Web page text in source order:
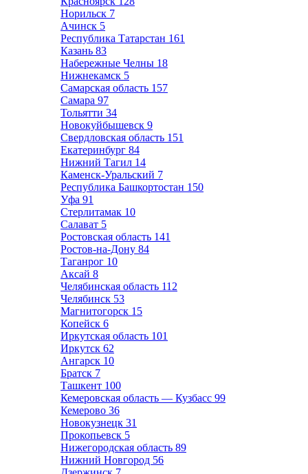
Норильск 7
Ачинск 5
Республика Татарстан 161
Казань 83
Набережные Челны 18
Нижнекамск 5
Самарская область 157
Самара 97
Тольятти 34
Новокуйбышевск 9
Свердловская область 151
Екатеринбург 84
Нижний Тагил 14
Каменск-Уральский 7
Республика Башкортостан 150
Уфа 91
Стерлитамак 10
Салават 5
Ростовская область 141
Ростов-на-Дону 84
Таганрог 10
Аксай 8
Челябинская область 112
Челябинск 53
Магнитогорск 15
Копейск 6
Иркутская область 101
Иркутск 62
Ангарск 10
Братск 7
Ташкент 100
Кемеровская область — Кузбасс 99
Кемерово 36
Новокузнецк 31
Прокопьевск 5
Нижегородская область 89
Нижний Новгород 56